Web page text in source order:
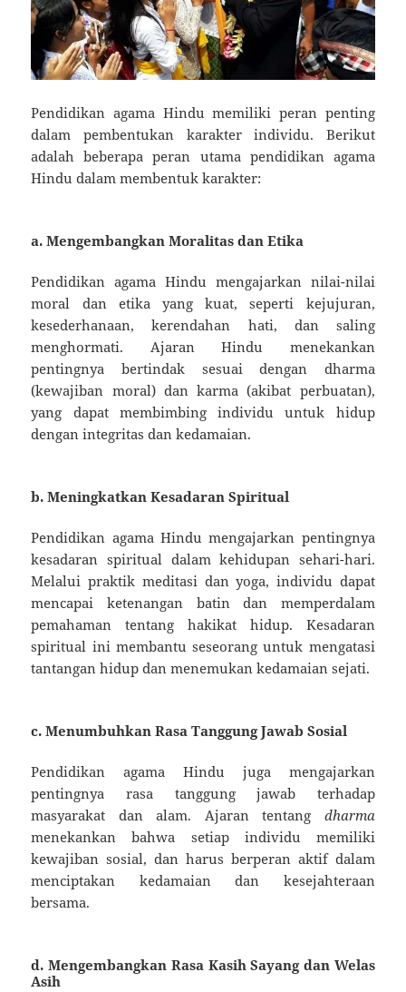
Pendidikan agama Hindu memiliki peran penting
dalam pembentukan karakter individu. Berikut
adalah beberapa peran utama pendidikan agama
Hindu dalam membentuk karakter:
a.Mengembangkan Moralitas dan Etika
Pendidikan agama Hindu mengajarkan nilai-nilai
moral dan etika yang kuat, seperti kejujuran,
kesederhanaan, kerendahan hati, dan saling
menghormati. Ajaran Hindu menekankan
pentingnya bertindak sesuai dengan dharma
(kewajiban moral) dan karma (akibat perbuatan),
yang dapat membimbing individu untuk hidup
dengan integritas dan kedamaian.
b.Meningkatkan Kesadaran Spiritual
Pendidikan agama Hindu mengajarkan pentingnya
kesadaran spiritual dalam kehidupan sehari-hari.
Melalui praktik meditasi dan yoga, individu dapat
mencapai ketenangan batin dan memperdalam
pemahaman tentang hakikat hidup. Kesadaran
spiritual ini membantu seseorang untuk mengatasi
tantangan hidup dan menemukan kedamaian sejati.
c.Menumbuhkan Rasa Tanggung Jawab Sosial
Pendidikan agama Hindu juga mengajarkan
pentingnya rasa tanggung jawab terhadap
masyarakat dan alam. Ajaran tentang dharma
menekankan bahwa setiap individu memiliki
kewajiban sosial, dan harus berperan aktif dalam
menciptakan kedamaian dan kesejahteraan
bersama.
d.Mengembangkan Rasa Kasih Sayang dan Welas
Asih